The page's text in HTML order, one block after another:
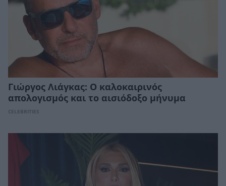
Γιώργος Λιάγκας: Ο καλοκαιρινός
απολογισμός και το αισιόδοξο μήνυμα
CELEBRITIES